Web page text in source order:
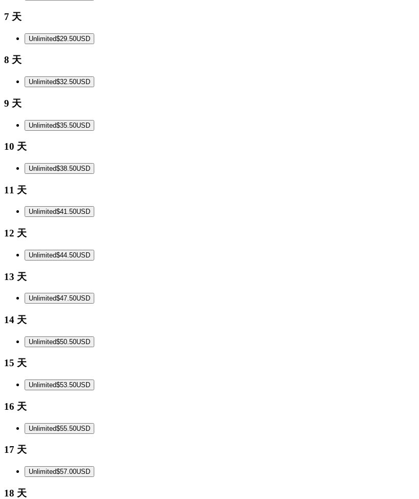
7 天
Unlimited$29.50USD
8 天
Unlimited$32.50USD
9 天
Unlimited$35.50USD
10 天
Unlimited$38.50USD
11 天
Unlimited$41.50USD
12 天
Unlimited$44.50USD
13 天
Unlimited$47.50USD
14 天
Unlimited$50.50USD
15 天
Unlimited$53.50USD
16 天
Unlimited$55.50USD
17 天
Unlimited$57.00USD
18 天